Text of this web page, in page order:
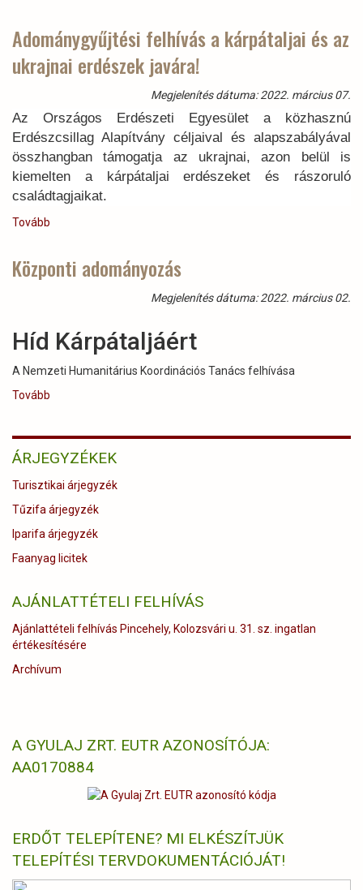
Adománygyűjtési felhívás a kárpátaljai és az
ukrajnai erdészek javára!
Megjelenítés dátuma: 2022. március 07.
Az Országos Erdészeti Egyesület a közhasznú
Erdészcsillag Alapítvány céljaival és alapszabályával
összhangban támogatja az ukrajnai, azon belül is
kiemelten a kárpátaljai erdészeket és rászoruló
családtagjaikat.
Tovább
kárpátaljai
erdészek
javára!)
Központi adományozás
Megjelenítés dátuma: 2022. március 02.
Híd Kárpátaljáért
A Nemzeti Humanitárius Koordinációs Tanács felhívása
Tovább
ÁRJEGYZÉKEK
Turisztikai árjegyzék
Tűzifa árjegyzék
Iparifa árjegyzék
Faanyag licitek
AJÁNLATTÉTELI FELHÍVÁS
Ajánlattételi felhívás Pincehely, Kolozsvári u. 31. sz. ingatlan
értékesítésére
Archívum
A GYULAJ ZRT. EUTR AZONOSÍTÓJA:
AA0170884
ERDŐT TELEPÍTENE? MI ELKÉSZÍTJÜK
TELEPÍTÉSI TERVDOKUMENTÁCIÓJÁT!